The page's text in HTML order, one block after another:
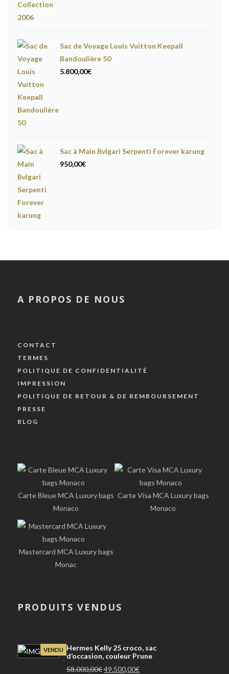
Sac de Voyage Louis Vuitton Keepall
Bandoulière 50
5.800,00€
Sac à Main Bvlgari Serpenti Forever karung
950,00€
A PROPOS DE NOUS
CONTACT
TERMES
POLITIQUE DE CONFIDENTIALITÉ
IMPRESSION
POLITIQUE DE RETOUR & DE REMBOURSEMENT
PRESSE
BLOG
Carte Bleue MCA Luxury bags
Monaco
Carte Visa MCA Luxury bags
Monaco
Mastercard MCA Luxury bags
Monac
PRODUITS VENDUS
VENDU
Hermes Kelly 25 croco, sac
d’occasion, couleur Prune
58.000,00€Le
49.500,00€Le